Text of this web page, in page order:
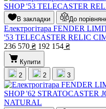
В закладки До
Електрогітара FENDER
'53 TELECASTER RELIC
236 570 ₴ 192 154 ₴
Купити
2
2 3